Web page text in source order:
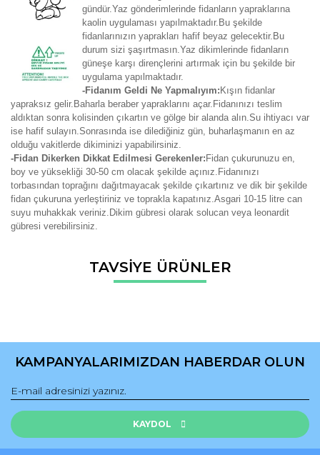
gündür.Yaz gönderimlerinde fidanların yapraklarına
kaolin uygulaması yapılmaktadır.Bu şekilde
fidanlarınızın yaprakları hafif beyaz gelecektir.Bu
durum sizi şaşırtmasın.Yaz dikimlerinde fidanların
güneşe karşı dirençlerini artırmak için bu şekilde bir
uygulama yapılmaktadır.
-Fidanım Geldi Ne Yapmalıyım: Kışın fidanlar
yapraksız gelir.Baharla beraber yapraklarını açar.Fidanınızı teslim
aldıktan sonra kolisinden çıkartın ve gölge bir alanda alın.Su ihtiyacı var
ise hafif sulayın.Sonrasında ise dilediğiniz gün, buharlaşmanın en az
olduğu vakitlerde dikiminizi yapabilirsiniz.
-Fidan Dikerken Dikkat Edilmesi Gerekenler: Fidan çukurunuzu en,
boy ve yüksekliği 30-50 cm olacak şekilde açınız.Fidanınızı
torbasından toprağını dağıtmayacak şekilde çıkartınız ve dik bir şekilde
fidan çukuruna yerleştiriniz ve toprakla kapatınız.Asgari 10-15 litre can
suyu muhakkak veriniz.Dikim gübresi olarak solucan veya leonardit
gübresi verebilirsiniz.
Bu ürüne ilk yorumu siz yapın!
Bu ürünün fiyat bilgisi, resim, ürün açıklamalarında ve diğer
konularda yetersiz gördüğünüz noktaları öneri formunu
Ürün açıklamasında eksik bilgiler bulunuyor.
Ürün fiyatı diğer sitelerden daha pahalı.
Bu ürüne benzer farklı alternatifler olmalı.
TAVSİYE ÜRÜNLER
KAMPANYALARIMIZDAN HABERDAR OLUN
KAYDOL